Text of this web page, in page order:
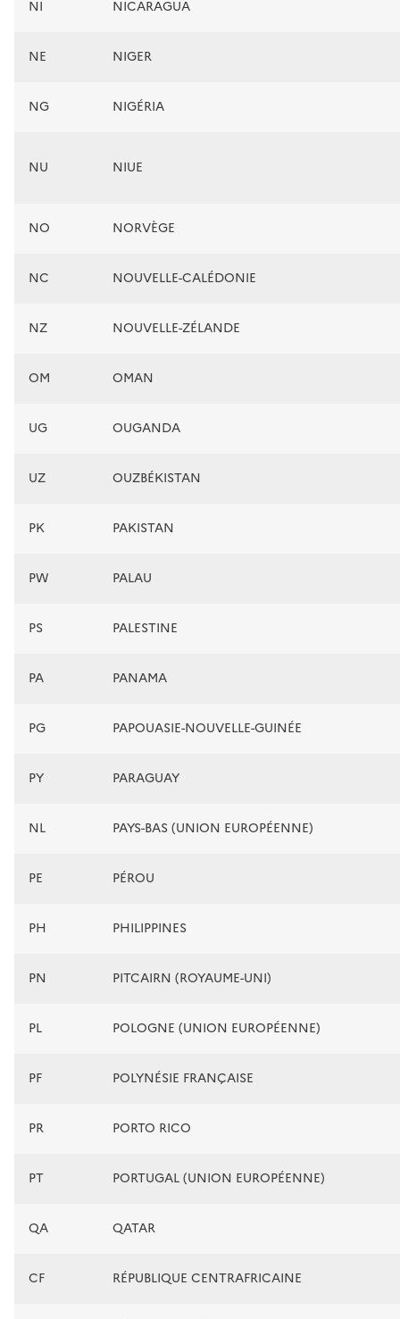
NI NICARAGUA
NE NIGER
NG NIGÉRIA
NU NIUE
NO NORVÈGE
NC NOUVELLE-CALÉDONIE
NZ NOUVELLE-ZÉLANDE
OM OMAN
UG OUGANDA
UZ OUZBÉKISTAN
PK PAKISTAN
PW PALAU
PS PALESTINE
PA PANAMA
PG PAPOUASIE-NOUVELLE-GUINÉE
PY PARAGUAY
NL PAYS-BAS (UNION EUROPÉENNE)
PE PÉROU
PH PHILIPPINES
PN PITCAIRN (ROYAUME-UNI)
PL POLOGNE (UNION EUROPÉENNE)
PF POLYNÉSIE FRANÇAISE
PR PORTO RICO
PT PORTUGAL (UNION EUROPÉENNE)
QA QATAR
CF RÉPUBLIQUE CENTRAFRICAINE